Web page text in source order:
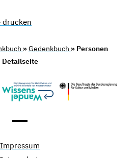
drucken
»Gedenkbuch » Personen
Detailseite
Impressum